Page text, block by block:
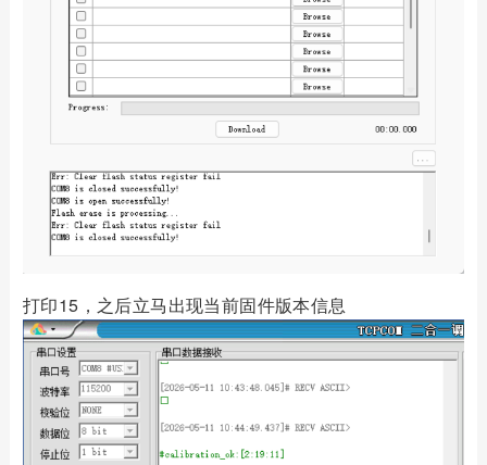
打印15，之后立马出现当前固件版本信息